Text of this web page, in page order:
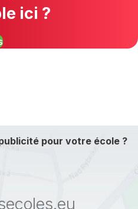
ici ?
pour votre école ?